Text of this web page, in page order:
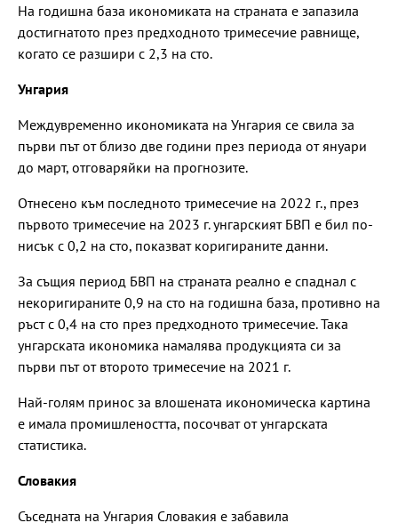
На годишна база икономиката на страната е запазила
достигнатото през предходното тримесечие равнище,
когато се разшири с 2,3 на сто.
Унгария
Междувременно икономиката на Унгария се свила за
първи път от близо две години през периода от януари
до март, отговаряйки на прогнозите.
Отнесено към последното тримесечие на 2022 г., през
първото тримесечие на 2023 г. унгарският БВП е бил по-
нисък с 0,2 на сто, показват коригираните данни.
За същия период БВП на страната реално е спаднал с
некоригираните 0,9 на сто на годишна база, противно на
ръст с 0,4 на сто през предходното тримесечие. Така
унгарската икономика намалява продукцията си за
първи път от второто тримесечие на 2021 г.
Най-голям принос за влошената икономическа картина
e имала промишлеността, посочват от унгарската
статистика.
Словакия
Съседната на Унгария Словакия е забавила